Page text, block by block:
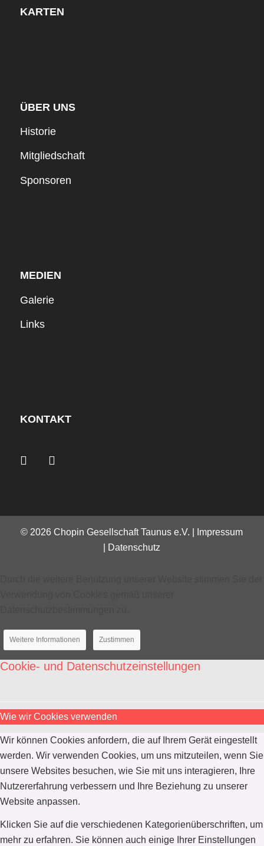
KARTEN
ÜBER UNS
Historie
Mitgliedschaft
Sponsoren
MEDIEN
Galerie
Links
KONTAKT
© 2026 Chopin Gesellschaft Taunus e.V. |
Impressum
Datenschutz
Weitere Informationen Zustimmen
Cookie- und Datenschutzeinstellungen
Wie wir Cookies verwenden
Wir können Cookies anfordern, die auf Ihrem Gerät eingestellt
werden. Wir verwenden Cookies, um uns mitzuteilen, wenn Sie
unsere Websites besuchen, wie Sie mit uns interagieren, Ihre
Nutzererfahrung verbessern und Ihre Beziehung zu unserer
Website anpassen.
Klicken Sie auf die verschiedenen Kategorienüberschriften, um
mehr zu erfahren. Sie können auch einige Ihrer Einstellungen